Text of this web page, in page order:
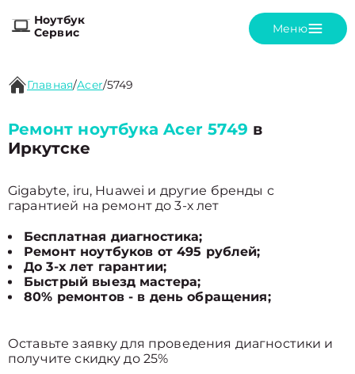
Ноутбук
Сервис
Меню
Главная/Acer/5749
Ремонт ноутбука Acer 5749 в
Иркутске
Gigabyte, iru, Huawei и другие бренды с
гарантией на ремонт до 3-х лет
Бесплатная диагностика;
Ремонт ноутбуков от 495 рублей;
До 3-х лет гарантии;
Быстрый выезд мастера;
80% ремонтов - в день обращения;
Оставьте заявку для проведения диагностики и
получите скидку до 25%